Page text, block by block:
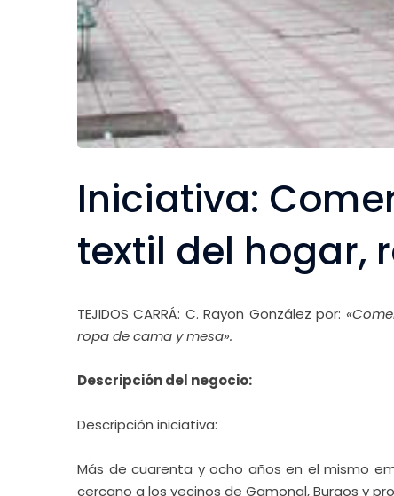
Iniciativa:
textil del hogar,
TEJIDOS CARRÁ: C. Rayon González por:
ropa de cama y mesa».
Descripción del negocio:
Descripción iniciativa:
Más de cuarenta y ocho años en el mismo
cercano a los vecinos de Gamonal, Burgos y